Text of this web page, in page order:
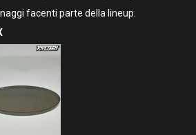
facenti parte della lineup.